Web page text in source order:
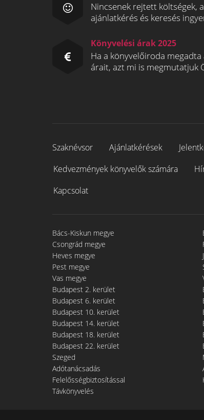
Nincsenek rejtett költségek,
ajánlatkérés és keresés
Könyvelési árak 2025
Ha a könyvelőiroda megadta
árait, azt mi is megmutatjuk
Szaknévsor Ajánlatkérések
Kedvezmények könyvelők számára
Kapcsolat
Bács-Kiskun megye
Csongrád megye
Heves megye
Pest megye
Vas megye
Budapest 2. kerület
Budapest 6. kerület
Budapest 10. kerület
Budapest 14. kerület
Budapest 18. kerület
Budapest 22. kerület
Szeged
Adótanácsadás
Felelősségbiztosítással
Távkönyvelés